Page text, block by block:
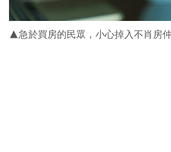
▲急於買房的民眾，小心掉入不肖房仲